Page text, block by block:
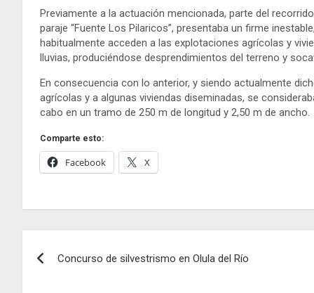
Previamente a la actuación mencionada, parte del
paraje “Fuente Los Pilaricos”, presentaba un firme
habitualmente acceden a las explotaciones agrícolas y
lluvias, produciéndose desprendimientos del terreno y
En consecuencia con lo anterior, y siendo actualmente
agrícolas y a algunas viviendas diseminadas, se
cabo en un tramo de 250 m de longitud y 2,50 m de ancho.
Comparte esto:
Facebook X
de
Concurso de silvestrismo en Olula del Río